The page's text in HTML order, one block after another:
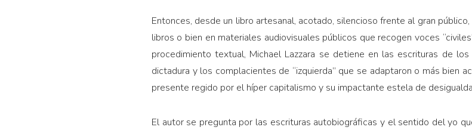
Entonces, desde un libro artesanal, acotado, silencioso frente al gran
libros o bien en materiales audiovisuales públicos que recogen voces
procedimiento textual, Michael Lazzara se detiene en las escrituras de
dictadura y los complacientes de “izquierda” que se adaptaron o más bien
presente regido por el híper capitalismo y su impactante estela de
El autor se pregunta por las escrituras autobiográficas y el sentido del yo